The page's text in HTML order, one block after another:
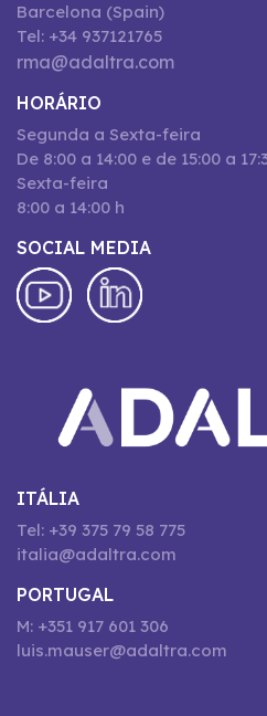
Barcelona (Spain)
Tel: +34 937121765
rma@adaltra.com
HORÁRIO
Segunda a Sexta-feira
De 8:00 a 14:00 e de 15:00 a
Sexta-feira
8:00 a 14:00 h
SOCIAL MEDIA
ITÁLIA
Tel: +39 375 79 58 775
italia@adaltra.com
PORTUGAL
M: +351 917 601 306
luis.mauser@adaltra.com